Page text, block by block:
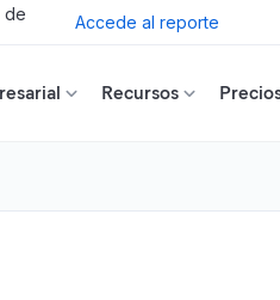
de
Accede al reporte
Recursos